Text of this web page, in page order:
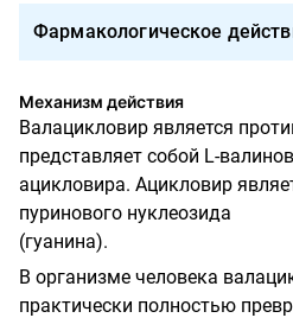
Фармакологическое
Механизм действия
Валацикловир является
представляет собой L-
ацикловира. Ацикловир
пуринового нуклеозида
(гуанина).
В организме человека
практически полностью